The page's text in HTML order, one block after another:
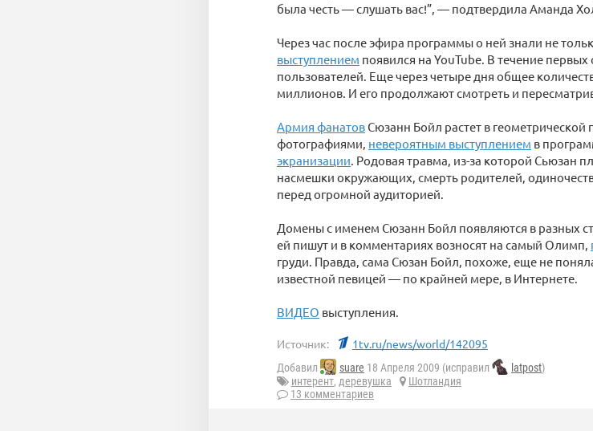
была честь — слушать вас!”, — подтвердила Аманда
Через час после эфира программы о ней знали не
выступлением появился на YouTube. В течение
пользователей. Еще через четыре дня общее
миллионов. И его продолжают смотреть и
Армия фанатов Сюзанн Бойл растет в геометрической
фотографиями, невероятным выступлением в
экранизации. Родовая травма, из-за которой Сьюзан
насмешки окружающих, смерть родителей,
перед огромной аудиторией.
Домены с именем Сюзанн Бойл появляются в разных
ей пишут и в комментариях возносят на самый Олимп,
груди. Правда, сама Сюзан Бойл, похоже, еще не
известной певицей — по крайней мере, в Интернете.
ВИДЕО выступления.
Источник: 1tv.ru/news/world/142095
Добавил suare 18 Апреля 2009 (исправил latpost)
интерент, деревушка
Шотландия
13 комментариев